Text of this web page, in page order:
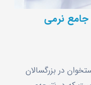
نرمی
در بزرگسالان